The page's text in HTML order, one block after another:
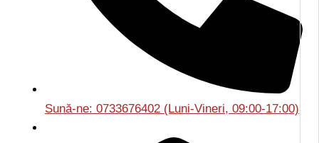
Sună-ne: 0733676402 (Luni-Vineri, 09:00-17:00)